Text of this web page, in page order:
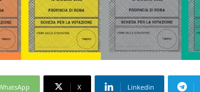
X Linkedin